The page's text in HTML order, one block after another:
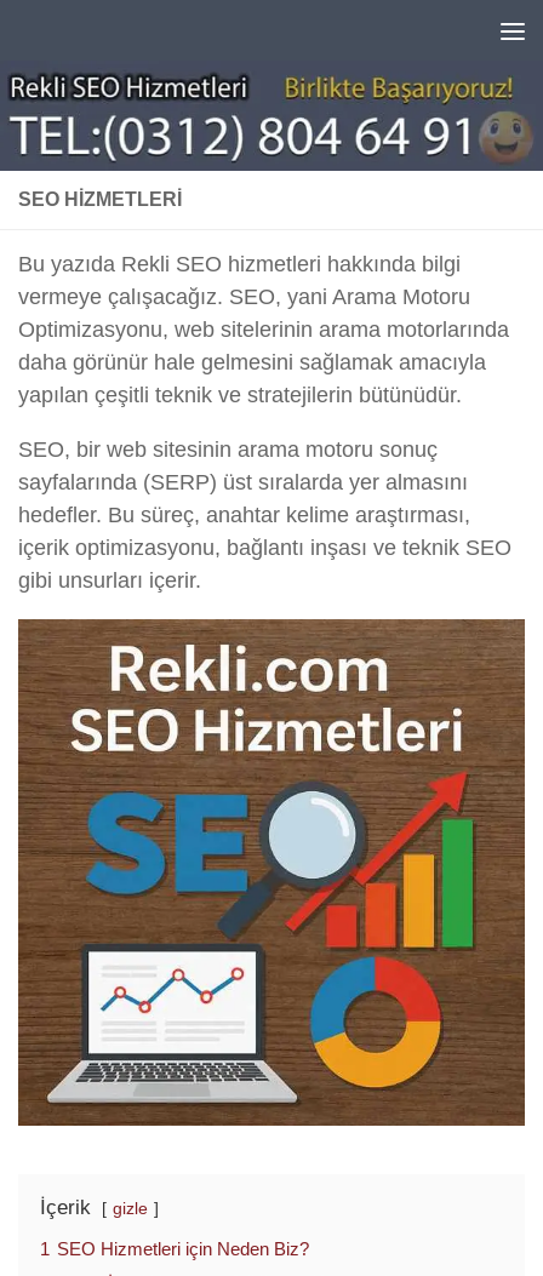
SEO HIZMETLERI
Bu yazıda Rekli SEO hizmetleri hakkında bilgi
vermeye çalışacağız. SEO, yani Arama Motoru
Optimizasyonu, web sitelerinin arama motorlarında
daha görünür hale gelmesini sağlamak amacıyla
yapılan çeşitli teknik ve stratejilerin bütünüdür.
SEO, bir web sitesinin arama motoru sonuç
sayfalarında (SERP) üst sıralarda yer almasını
hedefler. Bu süreç, anahtar kelime araştırması,
içerik optimizasyonu, bağlantı inşası ve teknik SEO
gibi unsurları içerir.
İçerik gizle
1 SEO Hizmetleri için Neden Biz?